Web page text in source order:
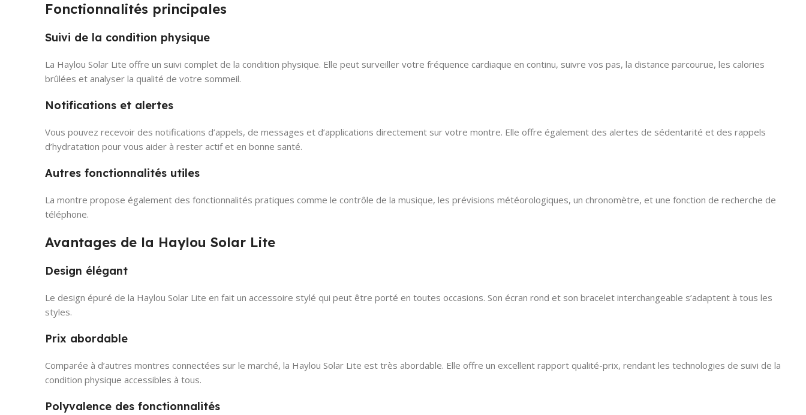
Fonctionnalités principales
Suivi de la condition physique
La Haylou Solar Lite offre un suivi complet de la condition physique. Elle peut surveiller votre fréquence cardiaque en continu, suivre vos pas, la distance parcourue, les calories
brûlées et analyser la qualité de votre sommeil.
Notifications et alertes
Vous pouvez recevoir des notifications d’appels, de messages et d’applications directement sur votre montre. Elle offre également des alertes de sédentarité et des rappels
d’hydratation pour vous aider à rester actif et en bonne santé.
Autres fonctionnalités utiles
La montre propose également des fonctionnalités pratiques comme le contrôle de la musique, les prévisions météorologiques, un chronomètre, et une fonction de recherche de
téléphone.
Avantages de la Haylou Solar Lite
Design élégant
Le design épuré de la Haylou Solar Lite en fait un accessoire stylé qui peut être porté en toutes occasions. Son écran rond et son bracelet interchangeable s’adaptent à tous les
styles.
Prix abordable
Comparée à d’autres montres connectées sur le marché, la Haylou Solar Lite est très abordable. Elle offre un excellent rapport qualité-prix, rendant les technologies de suivi de la
condition physique accessibles à tous.
Polyvalence des fonctionnalités